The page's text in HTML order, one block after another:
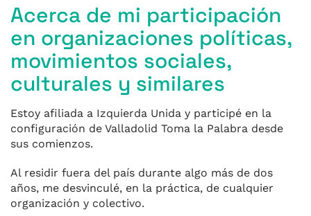
Acerca de mi participación
en organizaciones políticas,
movimientos sociales,
culturales y similares
Estoy afiliada a Izquierda Unida y participé en la
configuración de Valladolid Toma la Palabra desde
sus comienzos.
Al residir fuera del país durante algo más de dos
años, me desvinculé, en la práctica, de cualquier
organización y colectivo.